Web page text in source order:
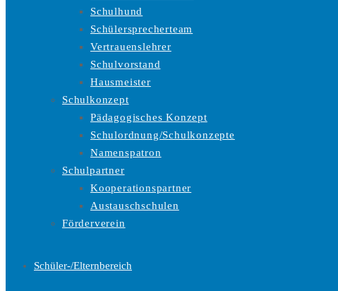
Schulhund
Schülersprecherteam
Vertrauenslehrer
Schulvorstand
Hausmeister
Schulkonzept
Pädagogisches Konzept
Schulordnung/Schulkonzepte
Namenspatron
Schulpartner
Kooperationspartner
Austauschschulen
Förderverein
Schüler-/Elternbereich